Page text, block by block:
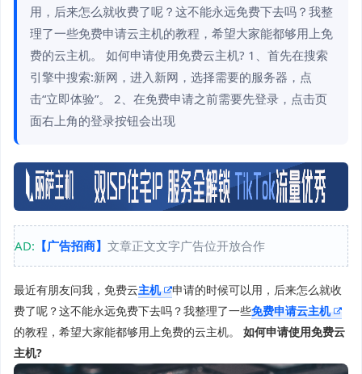
用，后来怎么就收费了呢？这不能永远免费下去吗？我整
理了一些免费申请云主机的教程，希望大家能都够用上免
费的云主机。 如何申请使用免费云主机? 1、首先在搜索
引擎中搜索:新网，进入新网，选择需要的服务器，点
击“立即体验”。 2、在免费申请之前需要先登录，点击页
面右上角的登录按钮会出现
AD: 【广告招商】 文章正文文字广告位开放合作
最近有朋友问我，免费云主机
申请的时候可以用，后来怎么就收
费了呢？这不能永远免费下去吗？我整理了一些免费申请云主机
的教程，希望大家能都够用上免费的云主机。 如何申请使用免费云
主机?